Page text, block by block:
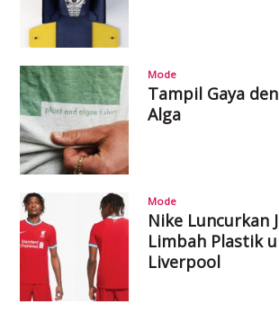
Mode
Tampil Gaya
Alga
Mode
Nike Luncurkan
Limbah Plastik
Liverpool